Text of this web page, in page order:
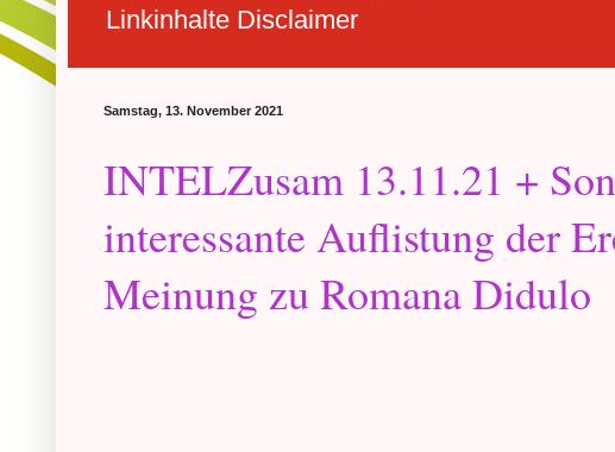
Linkinhalte Disclaimer
Samstag, 13. November 2021
INTELZusam 13.11.21 +
interessante Auflistung der
Meinung zu Romana Didulo